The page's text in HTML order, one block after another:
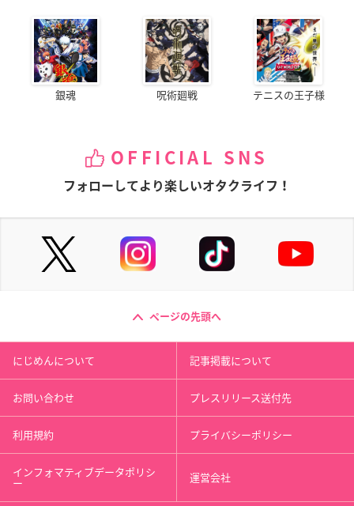
銀魂 呪術廻戦 テニスの王子様
OFFICIAL SNS
フォローしてより楽しいオタクライフ！
ページの先頭へ
にじめんについて 記事掲載について
お問い合わせ プレスリリース送付先
利用規約 プライバシーポリシー
インフォマティブデータポリシ
ー 運営会社